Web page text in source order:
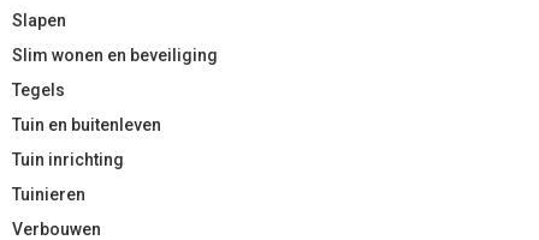
Slapen
Slim wonen en beveiliging
Tegels
Tuin en buitenleven
Tuin inrichting
Tuinieren
Verbouwen